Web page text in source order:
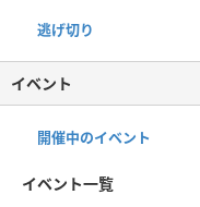
逃げ切り
イベント
開催中のイベント
イベント一覧